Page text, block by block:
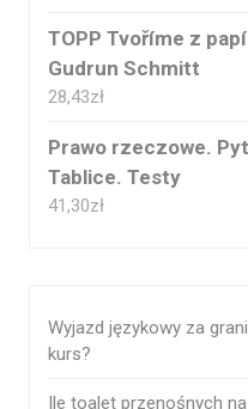
TOPP Tvoříme z
Gudrun Schmitt
28,43zł
Prawo rzeczowe.
Tablice. Testy
41,30zł
Wyjazd językowy za
kurs?
Ile toalet przenośnych